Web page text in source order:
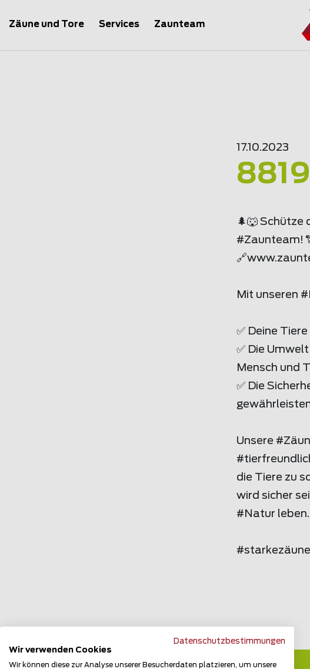
Zäune und Tore Services Zaunteam
17.10.2023
🌲🐺 Schütze
#Zaunteam!
🔗www.
Mit unseren
✅ Deine
✅ Die
Mensch und
✅ Die
Unsere
die Tiere zu
wird sicher
#Natur leben.
Datenschutzbestimmungen
Wir verwenden Cookies
Wir können diese zur Analyse unserer Besucherdaten platzieren, um unsere